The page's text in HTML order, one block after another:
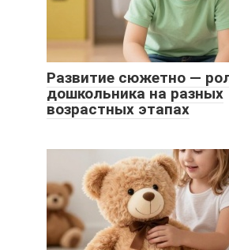
Развитие сюжетно —
дошкольника на разных
возрастных этапах